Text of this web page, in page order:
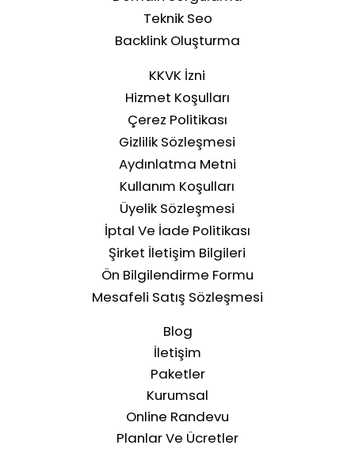
Teknik Seo
Backlink Oluşturma
KKVK İzni
Hizmet Koşulları
Çerez Politikası
Gizlilik Sözleşmesi
Aydınlatma Metni
Kullanım Koşulları
Üyelik Sözleşmesi
İptal Ve İade Politikası
Şirket İletişim Bilgileri
Ön Bilgilendirme Formu
Mesafeli Satış Sözleşmesi
Blog
İletişim
Paketler
Kurumsal
Online Randevu
Planlar Ve Ücretler